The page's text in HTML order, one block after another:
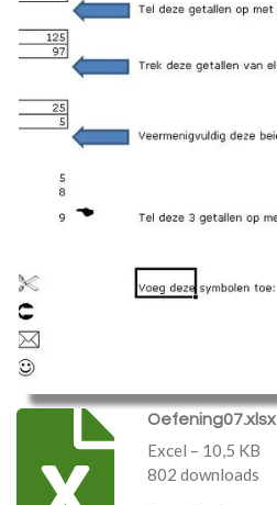
Oefening07.xlsx
Excel – 10,5 KB
802 downloads